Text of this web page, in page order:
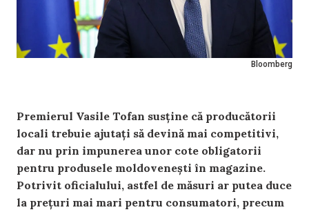
Bloomberg
Premierul Vasile Tofan susține că producătorii
locali trebuie ajutați să devină mai competitivi,
dar nu prin impunerea unor cote obligatorii
pentru produsele moldovenești în magazine.
Potrivit oficialului, astfel de măsuri ar putea duce
la prețuri mai mari pentru consumatori, precum